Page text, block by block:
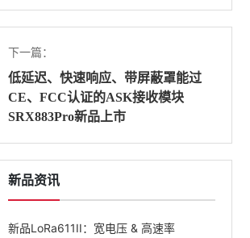
下一篇：
低延迟、快速响应、带屏蔽罩能过
CE、FCC认证的ASK接收模块
SRX883Pro新品上市
新品资讯
新品LoRa611II：宽电压 & 高速率